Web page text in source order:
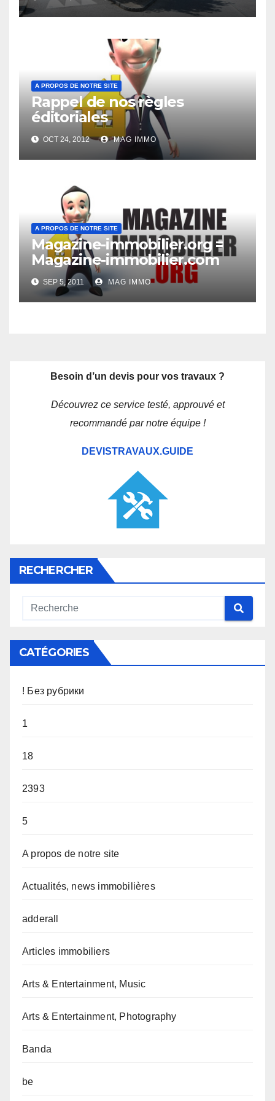
A PROPOS DE NOTRE SITE
Rappel de nos règles
éditoriales
OCT 24, 2012 MAG IMMO
A PROPOS DE NOTRE SITE
Magazine-immobilier.org =
Magazine-immobilier.com
SEP 5, 2011 MAG IMMO
Besoin d’un devis pour vos travaux ?
Découvrez ce service testé, approuvé et
recommandé par notre équipe !
DEVISTRAVAUX.GUIDE
RECHERCHER
CATÉGORIES
! Без рубрики
1
18
2393
5
A propos de notre site
Actualités, news immobilières
adderall
Articles immobiliers
Arts & Entertainment, Music
Arts & Entertainment, Photography
Banda
be